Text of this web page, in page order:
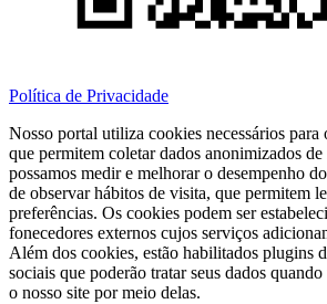
Política de Privacidade
Nosso portal utiliza cookies necessários para
que permitem coletar dados anonimizados
possamos medir e melhorar o desempenho
de observar hábitos de visita, que permitem
preferências. Os cookies podem ser
fonecedores externos cujos serviços
Além dos cookies, estão habilitados plugins
sociais que poderão tratar seus dados
o nosso site por meio delas.